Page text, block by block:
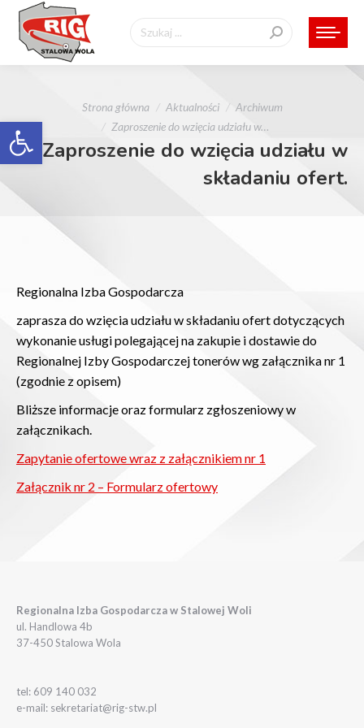
Otwórz pasek narzędzi
Szukaj:
Strona główna Aktualności
Archiwum
Zaproszenie do wzięcia udziału w…
Zaproszenie do wzięcia udziału w
składaniu ofert.
Regionalna Izba Gospodarcza
zaprasza do wzięcia udziału w składaniu ofert dotyczących
wykonanie usługi polegającej na zakupie i dostawie do
Regionalnej Izby Gospodarczej tonerów wg załącznika nr 1
(zgodnie z opisem)
Bliższe informacje oraz formularz zgłoszeniowy w
załącznikach.
Zapytanie ofertowe wraz z załącznikiem nr 1
Załącznik nr 2 – Formularz ofertowy
Regionalna Izba Gospodarcza w Stalowej Woli
ul. Handlowa 4b
37-450 Stalowa Wola
tel: 609 140 032
e-mail: sekretariat@rig-stw.pl